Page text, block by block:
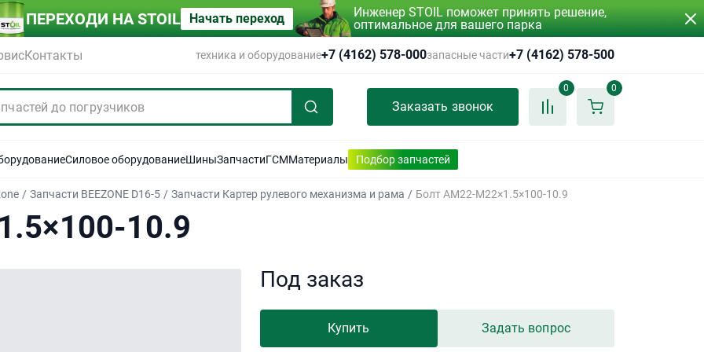
ПЕРЕХОДИ НА STOIL Начать переход
Инженер STOIL поможет принять решение,
оптимальное для вашего парка
Контакты техника и оборудование+7 (4162) 578-000запасные части+7 (4162) 578-500
Заказать звонок
0 0
Силовое оборудованиеШиныЗапчастиГСММатериалы Подбор запчастей
/ Запчасти BEEZONE D16-5 / Запчасти Картер рулевого механизма и рама / Болт AM22-M22×1.5×100-10.9
10.9
Под заказ
Купить Задать вопрос